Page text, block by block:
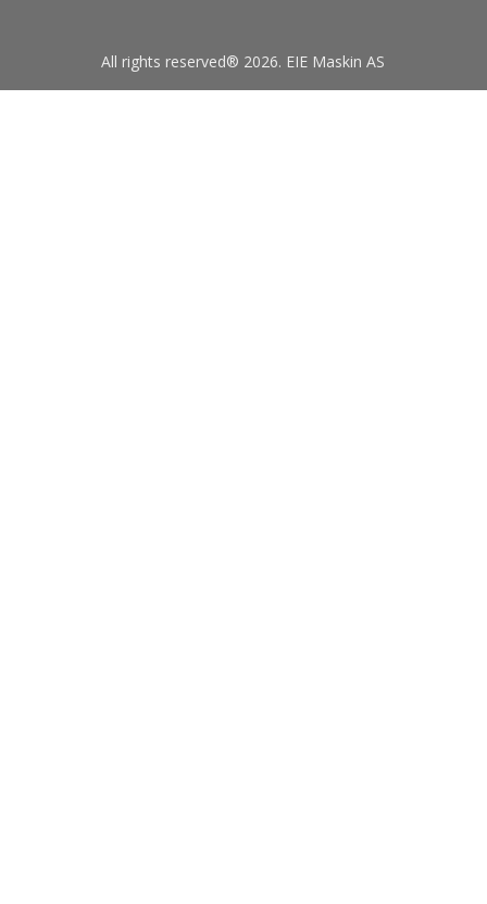
All rights reserved® 2026. EIE Maskin AS